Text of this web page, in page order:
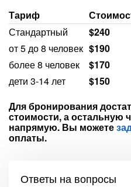
Тариф
Стандартный
$240
от 5 до 8 человек $190
более 8 человек
$170
дети 3-14 лет
$150
Для бронирования
стоимости, а остальную
напрямую. Вы можете
оплаты.
Ответы на вопросы